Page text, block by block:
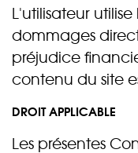
L'utilisateur
dommages
préjudice
contenu du site
DROIT APPLICABLE
Les présentes